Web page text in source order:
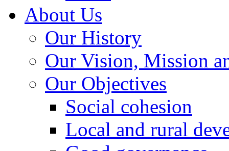
About Us
Our History
Our Vision, Mission
Our Objectives
Social cohesion
Local and rural